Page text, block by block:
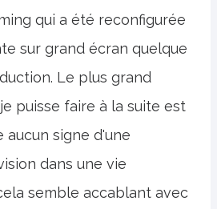
qui a été reconfigurée
sur grand écran quelque
Le plus grand
puisse faire à la suite est
signe d'une
dans une vie
semble accablant avec